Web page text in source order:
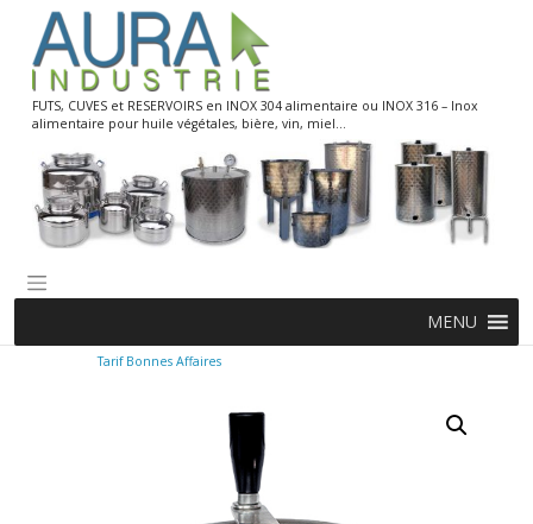
content
FUTS, CUVES et RESERVOIRS en INOX 304 alimentaire ou INOX 316 – Inox
alimentaire pour huile végétales, bière, vin, miel…
MENU
Tarif Bonnes Affaires